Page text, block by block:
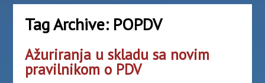
Tag Archive: POPDV
Ažuriranja u skladu sa novim
pravilnikom o PDV